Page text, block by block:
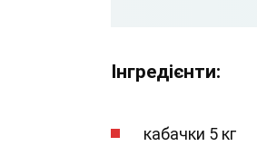
Інгредієнти:
кабачки 5 кг